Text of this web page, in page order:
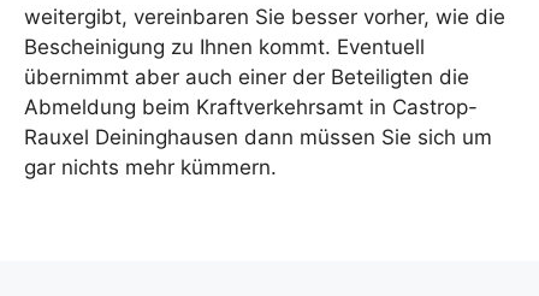
weitergibt, vereinbaren Sie besser vorher, wie die
Bescheinigung zu Ihnen kommt. Eventuell
übernimmt aber auch einer der Beteiligten die
Abmeldung beim Kraftverkehrsamt in Castrop-
Rauxel Deininghausen dann müssen Sie sich um
gar nichts mehr kümmern.